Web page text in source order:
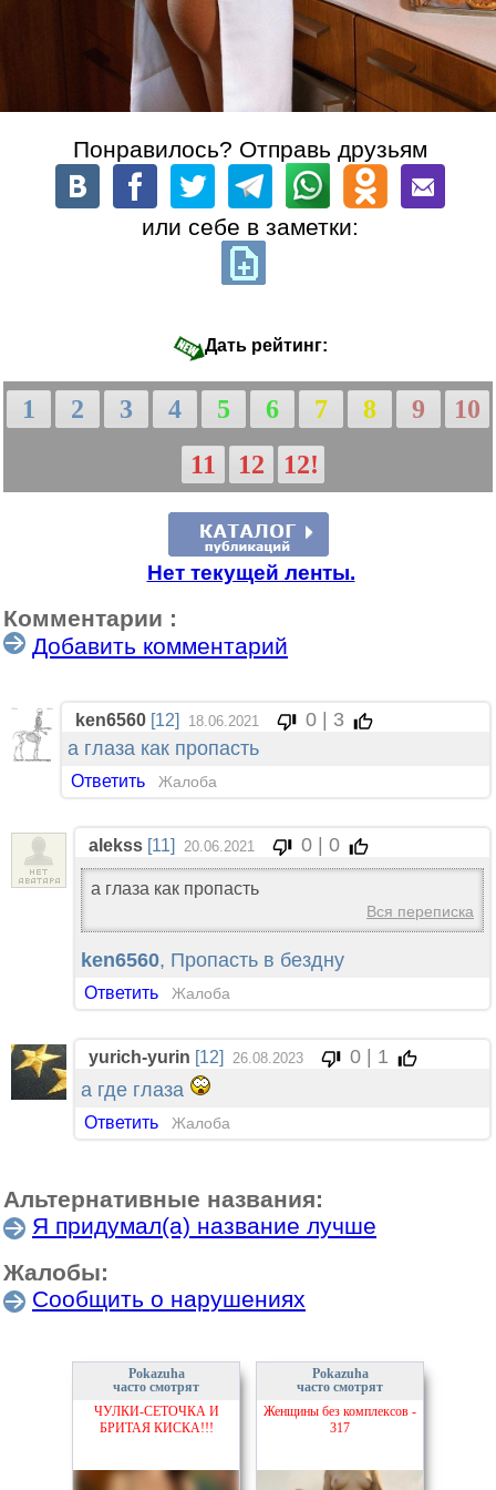
Понравилось? Отправь друзьям
или себе в заметки:
Дать рейтинг:
1 2 3 4 5 6 7 8 9
10
11
12 12!
Нет текущей ленты.
Комментарии :
Добавить комментарий
ken6560 [12] 18.06.2021
0 | 3
а глаза как пропасть
Ответить Жалоба
alekss [11] 20.06.2021 0 | 0
а глаза как пропасть
Вся переписка
ken6560, Пропасть в бездну
Ответить Жалоба
yurich-yurin [12] 26.08.2023
0 | 1
а где глаза
Ответить Жалоба
Альтернативные названия:
Я придумал(а) название лучше
Жалобы:
Сообщить о нарушениях
Pokazuha
часто смотрят
ЧУЛКИ-СЕТОЧКА И
БРИТАЯ КИСКА!!!
Pokazuha
часто смотрят
Женщины без комплексов -
317